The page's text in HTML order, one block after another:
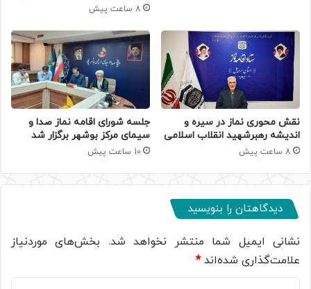
8 ساعت پیش
نقش محوری نماز در سیره و
اندیشه رهبرشهید انقلاب اسلامی
8 ساعت پیش
جلسه شورای اقامه نماز صدا و
سیمای مرکز بوشهر برگزار شد
10 ساعت پیش
دیدگاهتان را بنویسید
نشانی ایمیل شما منتشر نخواهد شد. بخش‌های موردنیاز
علامت‌گذاری شده‌اند*